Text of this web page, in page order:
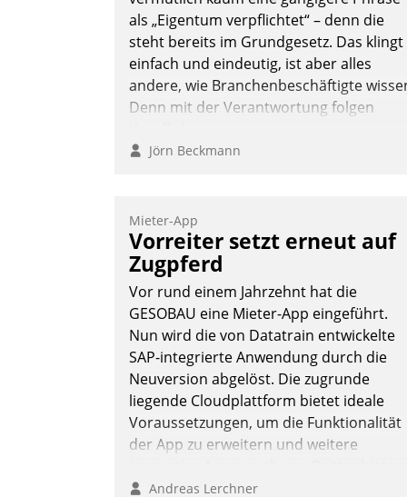
als „Eigentum verpflichtet“ – denn die
steht bereits im Grundgesetz. Das klingt
einfach und eindeutig, ist aber alles
andere, wie Branchenbeschäftigte
Denn mit der Verantwortung folgen
Jörn Beckmann
Mieter-App
Vorreiter setzt erneut auf
Zugpferd
Vor rund einem Jahrzehnt hat die
GESOBAU eine Mieter-App eingeführt.
Nun wird die von Datatrain entwickelte
SAP-integrierte Anwendung durch die
Neuversion abgelöst. Die zugrunde
liegende Cloudplattform bietet ideale
Voraussetzungen, um die Funktionalität
der App zu erweitern und weitere
in SAP zu integrieren.
Andreas Lerchner